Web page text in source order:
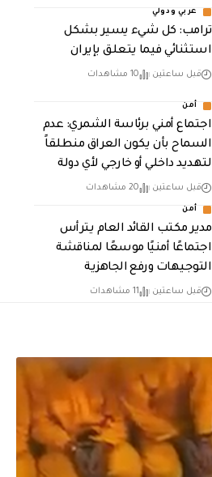
عربي ودولي
ترامب: كل شيء يسير بشكل
استثنائي فيما يتعلق بإيران
قبل ساعتين 10 مشاهدات
أمن
اجتماع أمني برئاسة الشمري: عدم
السماح بأن يكون العراق منطلقاً
لتهديد داخلي أو خارجي لأي دولة
قبل ساعتين 20 مشاهدات
أمن
مدير مكتب القائد العام يترأس
اجتماعًا أمنيًا موسعًا لمناقشة
التوجيهات ورفع الجاهزية
قبل ساعتين 11 مشاهدات